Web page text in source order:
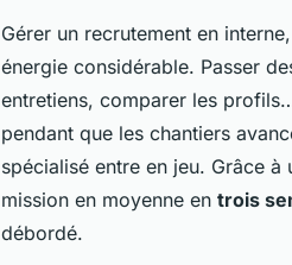
Gérer un recrutement en
énergie considérable. Passer
entretiens, comparer les
pendant que les chantiers
spécialisé entre en jeu. Grâce à
mission en moyenne en trois
débordé.